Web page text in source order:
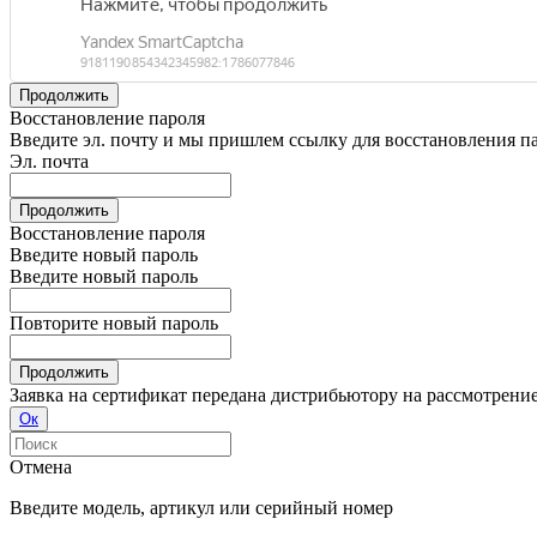
Продолжить
Восстановление пароля
Введите эл. почту и мы пришлем ссылку для восстановления
Эл. почта
Продолжить
Восстановление пароля
Введите новый пароль
Введите новый пароль
Повторите новый пароль
Продолжить
Заявка на сертификат передана дистрибьютору на
Ок
Отмена
Введите модель, артикул или серийный номер